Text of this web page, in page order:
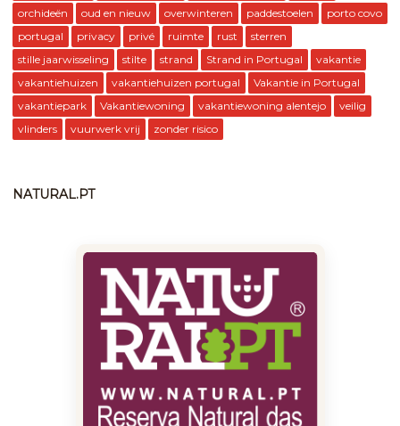
orchideën
oud en nieuw overwinteren paddestoelen
porto covo
portugal
privacy privé ruimte rust
sterren
stille jaarwisseling
stilte strand Strand in Portugal
vakantie
vakantiehuizen
vakantiehuizen portugal
Vakantie in Portugal
vakantiepark
Vakantiewoning vakantiewoning alentejo
veilig
vlinders
vuurwerk vrij zonder risico
NATURAL.PT